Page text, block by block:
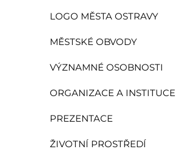
LOGO MĚSTA OSTRAVY
MĚSTSKÉ OBVODY
VÝZNAMNÉ OSOBNOSTI
ORGANIZACE A INSTITUCE
PREZENTACE
ŽIVOTNÍ PROSTŘEDÍ